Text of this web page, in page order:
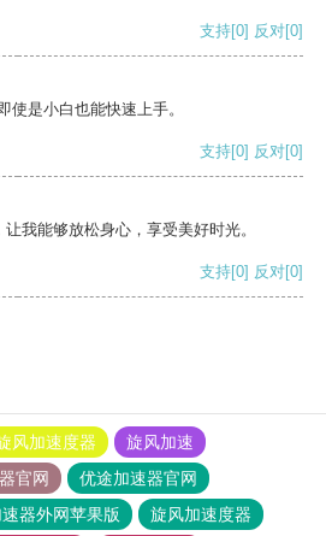
支持[0] 反对[0]
使是小白也能快速上手。
支持[0] 反对[0]
我能够放松身心，享受美好时光。
支持[0] 反对[0]
风加速度器
旋风加速
官网
优途加速器官网
器外网苹果版 旋风加速度器